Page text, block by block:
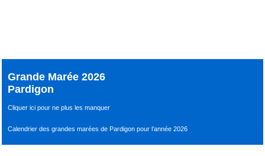
Grande Marée 2026
Pardigon
Cliquer ici pour ne plus les manquer
Calendrier des grandes marées de Pardigon pour l’année 2026